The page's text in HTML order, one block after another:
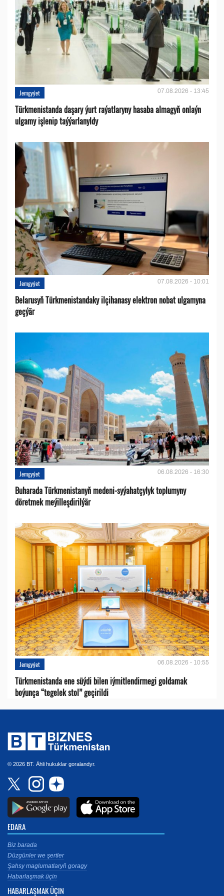
Jemgyýet 07.08.2026 - 13:45
Türkmenistanda daşary ýurt raýatlaryny hasaba almagyň onlaýn
ulgamy işlenip taýýarlanyldy
Jemgyýet 07.08.2026 - 10:01
Belarusyň Türkmenistandaky ilçihanasy elektron nobat ulgamyna
geçýär
Jemgyýet 06.08.2026 - 16:30
Buharada Türkmenistanyň medeni-syýahatçylyk toplumyny
döretmek meýilleşdirilýär
Jemgyýet 06.08.2026 - 10:55
Türkmenistanda ene süýdi bilen iýmitlendirmegi goldamak
boýunça “tegelek stol” geçirildi
© 2026 BT. Ähli hukuklar goralandyr.
EDARA
Biz barada
Düzgünler we şertler
Şahsy maglumatlaryň goragy
Habarlaşmak üçin
HABARLAŞMAK ÜÇIN